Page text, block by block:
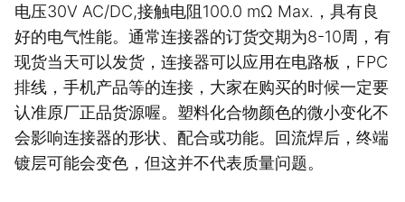
电压30V AC/DC,接触电阻100.0 mΩ Max.，具有良
好的电气性能。通常连接器的订货交期为8-10周，有
现货当天可以发货，连接器可以应用在电路板，FPC
排线，手机产品等的连接，大家在购买的时候一定要
认准原厂正品货源喔。塑料化合物颜色的微小变化不
会影响连接器的形状、配合或功能。回流焊后，终端
镀层可能会变色，但这并不代表质量问题。